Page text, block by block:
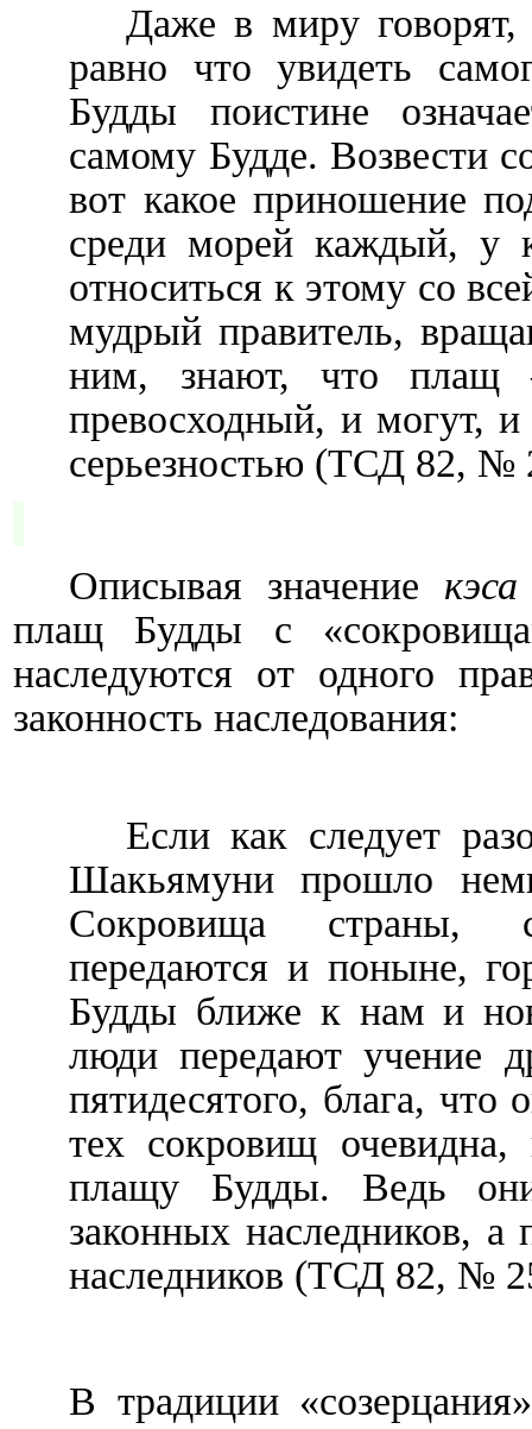
Даже в миру
равно что увидеть
Будды поистине
самому Будде. Возвести
вот какое приношение
среди морей каждый, у
относиться к этому со
мудрый правитель,
ним, знают, что
превосходный, и могут,
серьезностью (ТСД 82, №
Описывая значение кэса
плащ Будды с
наследуются от одного
законность наследования:
Если как следует
Шакьямуни прошло
Сокровища страны,
передаются и поныне,
Будды ближе к нам и
люди передают учение
пятидесятого, блага, что
тех сокровищ
плащу Будды. Ведь
законных наследников, а
наследников (ТСД 82, №
В традиции